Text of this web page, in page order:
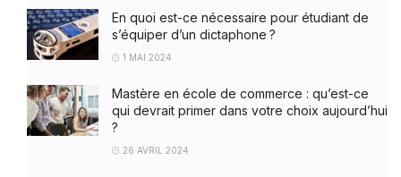
En quoi est-ce nécessaire pour étudiant de
s’équiper d’un dictaphone ?
1 MAI 2024
Mastère en école de commerce : qu’est-ce
qui devrait primer dans votre choix aujourd’hui
?
26 AVRIL 2024